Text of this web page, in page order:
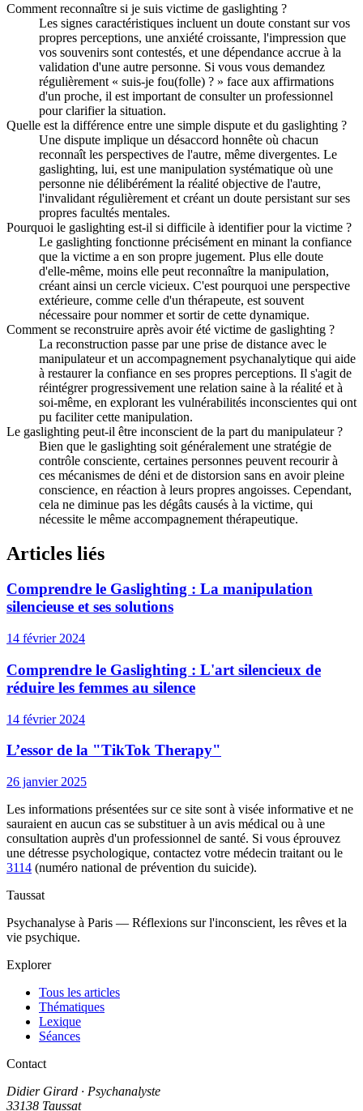
Comment reconnaître si je suis victime de gaslighting ?
Les signes caractéristiques incluent un doute constant sur vos
propres perceptions, une anxiété croissante, l'impression que
vos souvenirs sont contestés, et une dépendance accrue à la
validation d'une autre personne. Si vous vous demandez
régulièrement « suis-je fou(folle) ? » face aux affirmations
d'un proche, il est important de consulter un professionnel
pour clarifier la situation.
Quelle est la différence entre une simple dispute et du gaslighting ?
Une dispute implique un désaccord honnête où chacun
reconnaît les perspectives de l'autre, même divergentes. Le
gaslighting, lui, est une manipulation systématique où une
personne nie délibérément la réalité objective de l'autre,
l'invalidant régulièrement et créant un doute persistant sur ses
propres facultés mentales.
Pourquoi le gaslighting est-il si difficile à identifier pour la victime ?
Le gaslighting fonctionne précisément en minant la confiance
que la victime a en son propre jugement. Plus elle doute
d'elle-même, moins elle peut reconnaître la manipulation,
créant ainsi un cercle vicieux. C'est pourquoi une perspective
extérieure, comme celle d'un thérapeute, est souvent
nécessaire pour nommer et sortir de cette dynamique.
Comment se reconstruire après avoir été victime de gaslighting ?
La reconstruction passe par une prise de distance avec le
manipulateur et un accompagnement psychanalytique qui aide
à restaurer la confiance en ses propres perceptions. Il s'agit de
réintégrer progressivement une relation saine à la réalité et à
soi-même, en explorant les vulnérabilités inconscientes qui ont
pu faciliter cette manipulation.
Le gaslighting peut-il être inconscient de la part du manipulateur ?
Bien que le gaslighting soit généralement une stratégie de
contrôle consciente, certaines personnes peuvent recourir à
ces mécanismes de déni et de distorsion sans en avoir pleine
conscience, en réaction à leurs propres angoisses. Cependant,
cela ne diminue pas les dégâts causés à la victime, qui
nécessite le même accompagnement thérapeutique.
Articles liés
Comprendre le Gaslighting : La manipulation
silencieuse et ses solutions
14 février 2024
Comprendre le Gaslighting : L'art silencieux de
réduire les femmes au silence
14 février 2024
L’essor de la "TikTok Therapy"
26 janvier 2025
Les informations présentées sur ce site sont à visée informative et ne
sauraient en aucun cas se substituer à un avis médical ou à une
consultation auprès d'un professionnel de santé. Si vous éprouvez
une détresse psychologique, contactez votre médecin traitant ou le
3114 (numéro national de prévention du suicide).
Taussat
Psychanalyse à Paris — Réflexions sur l'inconscient, les rêves et la
vie psychique.
Explorer
Tous les articles
Thématiques
Lexique
Séances
Contact
Didier Girard · Psychanalyste
33138 Taussat